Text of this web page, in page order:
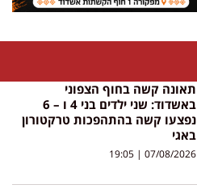
תאונה קשה בחוף הצפוני
באשדוד: שני ילדים בני 4 ו – 6
נפצעו קשה בהתהפכות טרקטורון
באגי
07/08/2026